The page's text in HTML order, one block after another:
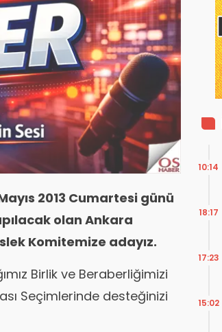
2013 Cumartesi günü
olan Ankara
Komitemize adayız.
Birlik ve Beraberliğimizi
Seçimlerinde desteğinizi
10:14
18:17
17:23
15:02